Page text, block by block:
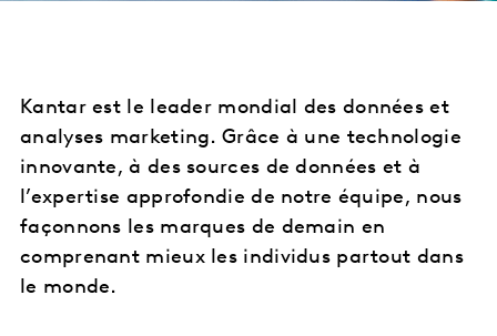
Kantar est le leader mondial des données et
analyses marketing. Grâce à une technologie
innovante, à des sources de données et à
l’expertise approfondie de notre équipe, nous
façonnons les marques de demain en
comprenant mieux les individus partout dans
le monde.